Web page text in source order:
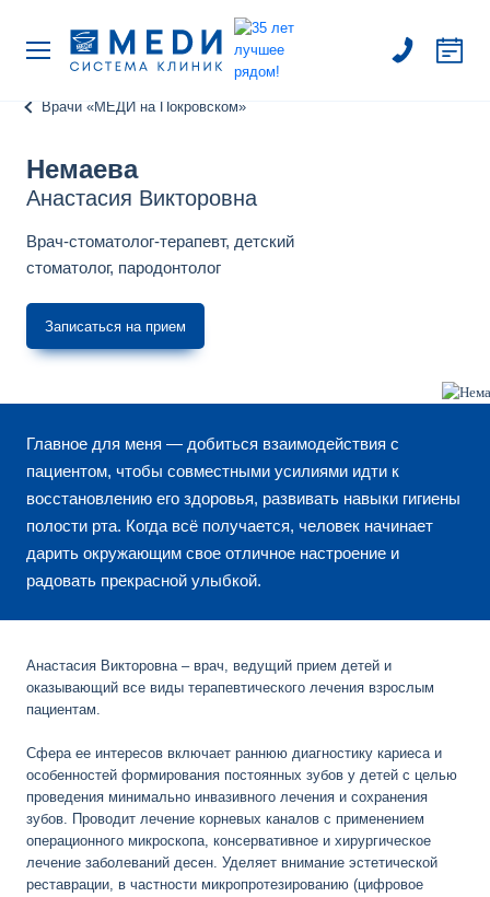
Врачи «МЕДИ на Покровском»
Немаева
Анастасия Викторовна
Врач-стоматолог-терапевт, детский
стоматолог, пародонтолог
Записаться на прием
Главное для меня — добиться взаимодействия с
пациентом, чтобы совместными усилиями идти к
восстановлению его здоровья, развивать навыки гигиены
полости рта. Когда всё получается, человек начинает
дарить окружающим свое отличное настроение и
радовать прекрасной улыбкой.
Анастасия Викторовна – врач, ведущий прием детей и
оказывающий все виды терапевтического лечения взрослым
пациентам.
Сфера ее интересов включает раннюю диагностику кариеса и
особенностей формирования постоянных зубов у детей с целью
проведения минимально инвазивного лечения и сохранения
зубов. Проводит лечение корневых каналов с применением
операционного микроскопа, консервативное и хирургическое
лечение заболеваний десен. Уделяет внимание эстетической
реставрации, в частности микропротезированию (цифровое